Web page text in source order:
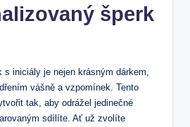
šperk
s iniciály je nejen krásným dárkem,
vášně a vzpomínek. Tento
tak, aby odrážel jedinečné
sdílíte. Ať už zvolíte